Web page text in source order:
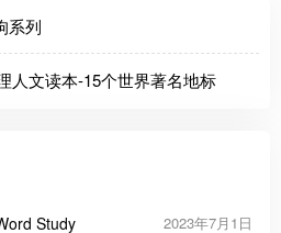
系列
人文读本-15个世界著名地标
Study 2023年7月1日